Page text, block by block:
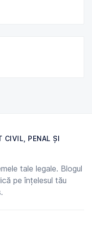
CIVIL, PENAL ȘI
tale legale. Blogul
pe înțelesul tău